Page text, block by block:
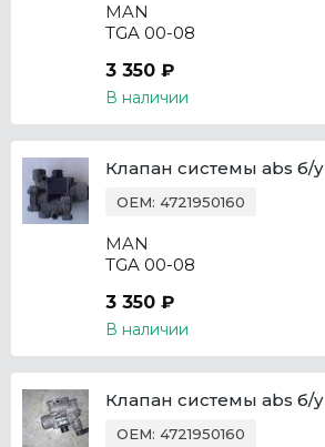
MAN
TGA 00-08
3 350 ₽
В наличии
Клапан системы abs б/у
OEM: 4721950160
MAN
TGA 00-08
3 350 ₽
В наличии
Клапан системы abs б/у
OEM: 4721950160